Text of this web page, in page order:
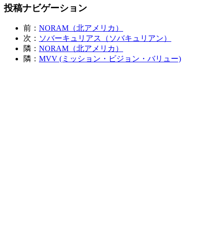
投稿ナビゲーション
前： NORAM（北アメリカ）
次： ソバーキュリアス（ソバキュリアン）
隣： NORAM（北アメリカ）
隣： MVV (ミッション・ビジョン・バリュー)